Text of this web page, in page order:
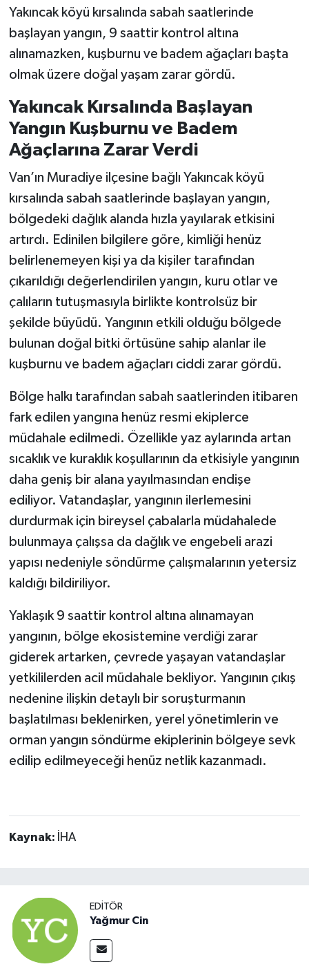
Yakıncak köyü kırsalında sabah saatlerinde
başlayan yangın, 9 saattir kontrol altına
alınamazken, kuşburnu ve badem ağaçları başta
olmak üzere doğal yaşam zarar gördü.
Yakıncak Kırsalında Başlayan
Yangın Kuşburnu ve Badem
Ağaçlarına Zarar Verdi
Van’ın Muradiye ilçesine bağlı Yakıncak köyü
kırsalında sabah saatlerinde başlayan yangın,
bölgedeki dağlık alanda hızla yayılarak etkisini
artırdı. Edinilen bilgilere göre, kimliği henüz
belirlenemeyen kişi ya da kişiler tarafından
çıkarıldığı değerlendirilen yangın, kuru otlar ve
çalıların tutuşmasıyla birlikte kontrolsüz bir
şekilde büyüdü. Yangının etkili olduğu bölgede
bulunan doğal bitki örtüsüne sahip alanlar ile
kuşburnu ve badem ağaçları ciddi zarar gördü.
Bölge halkı tarafından sabah saatlerinden itibaren
fark edilen yangına henüz resmi ekiplerce
müdahale edilmedi. Özellikle yaz aylarında artan
sıcaklık ve kuraklık koşullarının da etkisiyle yangının
daha geniş bir alana yayılmasından endişe
ediliyor. Vatandaşlar, yangının ilerlemesini
durdurmak için bireysel çabalarla müdahalede
bulunmaya çalışsa da dağlık ve engebeli arazi
yapısı nedeniyle söndürme çalışmalarının yetersiz
kaldığı bildiriliyor.
Yaklaşık 9 saattir kontrol altına alınamayan
yangının, bölge ekosistemine verdiği zarar
giderek artarken, çevrede yaşayan vatandaşlar
yetkililerden acil müdahale bekliyor. Yangının çıkış
nedenine ilişkin detaylı bir soruşturmanın
başlatılması beklenirken, yerel yönetimlerin ve
orman yangın söndürme ekiplerinin bölgeye sevk
edilip edilmeyeceği henüz netlik kazanmadı.
Kaynak: İHA
EDITÖR
Yağmur Cin
Varto